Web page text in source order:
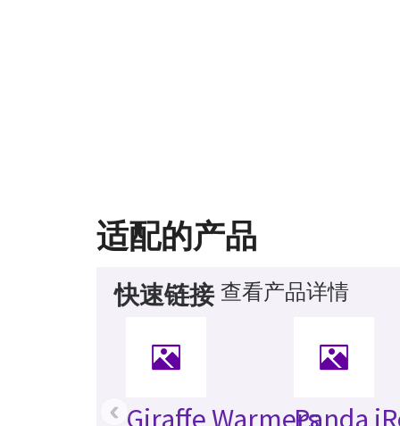
适配的产品
快速链接 查看产品详情
‹